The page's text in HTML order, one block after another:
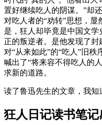
置好继续吃人的阴谋。”却
对吃人者的“劝转”思想，显
是，狂人却毕竟是中国文
正的叛逆者。是他发现了
对“从来如此”的“吃人”旧
喊出了“将来容不得吃人的
求新的道路。
读了鲁迅先生的文章，我知
狂人日记读书笔记